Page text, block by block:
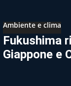
Ambiente e clima
Fukushima
Giappone e